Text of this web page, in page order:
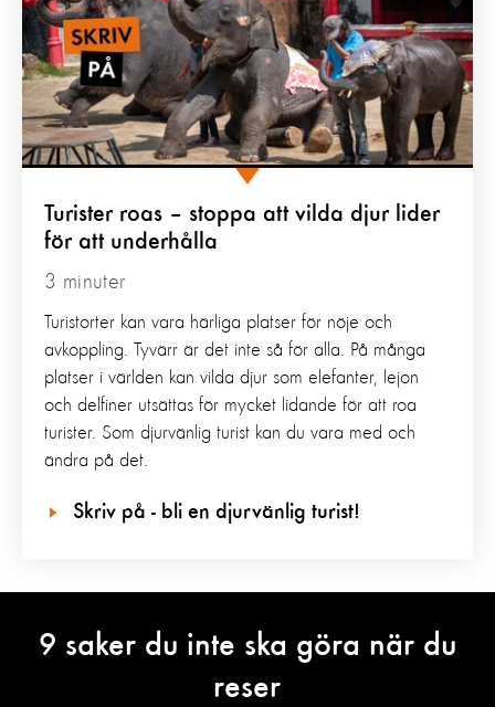
Turister roas – stoppa att vilda djur lider
för att underhålla
3 minuter
Turistorter kan vara härliga platser för nöje och
avkoppling. Tyvärr är det inte så för alla. På många
platser i världen kan vilda djur som elefanter, lejon
och delfiner utsättas för mycket lidande för att roa
turister. Som djurvänlig turist kan du vara med och
ändra på det.
Skriv på - bli en djurvänlig turist!
9 saker du inte ska göra när du
reser